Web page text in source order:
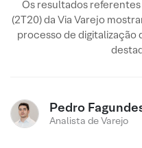
Os resultados
(2T20) da Via Varejo
processo de digitalização
Pedro
Analista de Varejo